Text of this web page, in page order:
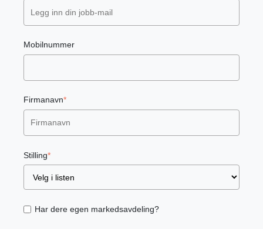
Mobilnummer
Firmanavn*
Stilling*
Har dere egen markedsavdeling?